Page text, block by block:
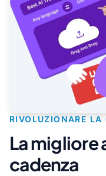
RIVOLUZIONARE
La migliore
cadenza